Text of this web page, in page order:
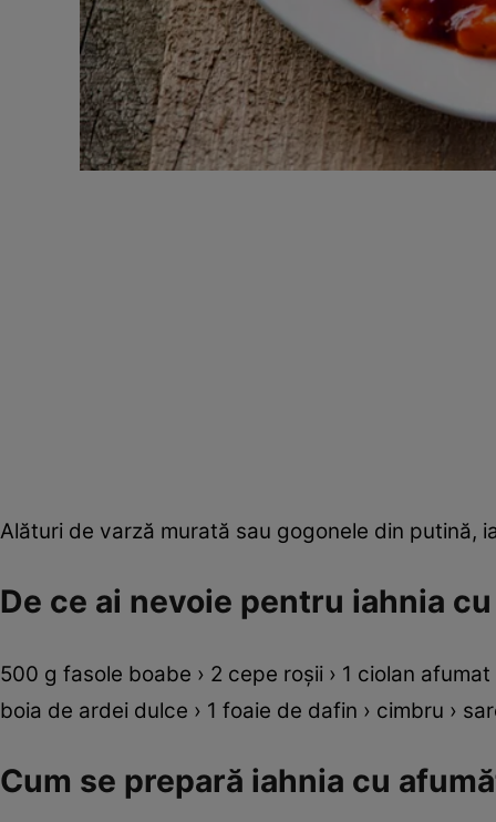
Alături de varză murată sau gogonele din putină,
De ce ai nevoie pentru iahnia
500 g fasole boabe › 2 cepe roşii › 1 ciolan
boia de ardei dulce › 1 foaie de dafin › cimbru ›
Cum se prepară iahnia cu